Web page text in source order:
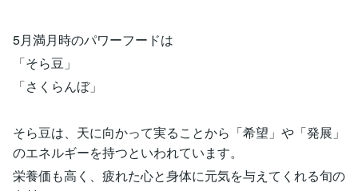
5月満月時のパワーフードは
「そら豆」
「さくらんぼ」
そら豆は、天に向かって実ることから「希望」や「発展」
のエネルギーを持つといわれています。
栄養価も高く、疲れた心と身体に元気を与えてくれる旬の